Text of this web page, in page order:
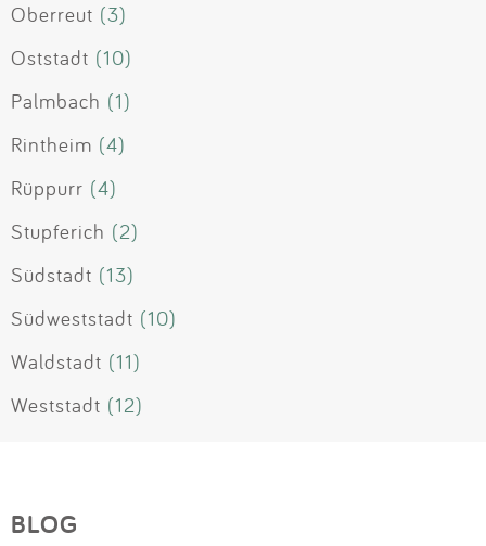
Oberreut (3)
Oststadt (10)
Palmbach (1)
Rintheim (4)
Rüppurr (4)
Stupferich (2)
Südstadt (13)
Südweststadt (10)
Waldstadt (11)
Weststadt (12)
BLOG